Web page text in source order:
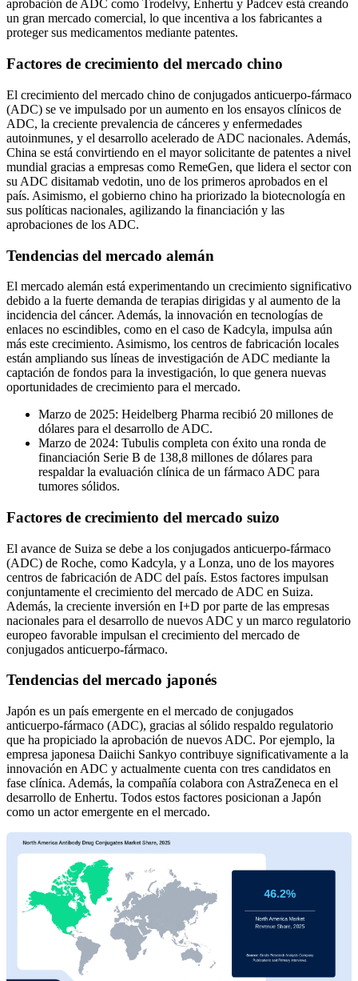
aprobación de ADC como Trodelvy, Enhertu y Padcev está creando
un gran mercado comercial, lo que incentiva a los fabricantes a
proteger sus medicamentos mediante patentes.
Factores de crecimiento del mercado chino
El crecimiento del mercado chino de conjugados anticuerpo-fármaco
(ADC) se ve impulsado por un aumento en los ensayos clínicos de
ADC, la creciente prevalencia de cánceres y enfermedades
autoinmunes, y el desarrollo acelerado de ADC nacionales. Además,
China se está convirtiendo en el mayor solicitante de patentes a nivel
mundial gracias a empresas como RemeGen, que lidera el sector con
su ADC disitamab vedotin, uno de los primeros aprobados en el
país. Asimismo, el gobierno chino ha priorizado la biotecnología en
sus políticas nacionales, agilizando la financiación y las
aprobaciones de los ADC.
Tendencias del mercado alemán
El mercado alemán está experimentando un crecimiento significativo
debido a la fuerte demanda de terapias dirigidas y al aumento de la
incidencia del cáncer. Además, la innovación en tecnologías de
enlaces no escindibles, como en el caso de Kadcyla, impulsa aún
más este crecimiento. Asimismo, los centros de fabricación locales
están ampliando sus líneas de investigación de ADC mediante la
captación de fondos para la investigación, lo que genera nuevas
oportunidades de crecimiento para el mercado.
Marzo de 2025: Heidelberg Pharma recibió 20 millones de
dólares para el desarrollo de ADC.
Marzo de 2024: Tubulis completa con éxito una ronda de
financiación Serie B de 138,8 millones de dólares para
respaldar la evaluación clínica de un fármaco ADC para
tumores sólidos.
Factores de crecimiento del mercado suizo
El avance de Suiza se debe a los conjugados anticuerpo-fármaco
(ADC) de Roche, como Kadcyla, y a Lonza, uno de los mayores
centros de fabricación de ADC del país. Estos factores impulsan
conjuntamente el crecimiento del mercado de ADC en Suiza.
Además, la creciente inversión en I+D por parte de las empresas
nacionales para el desarrollo de nuevos ADC y un marco regulatorio
europeo favorable impulsan el crecimiento del mercado de
conjugados anticuerpo-fármaco.
Tendencias del mercado japonés
Japón es un país emergente en el mercado de conjugados
anticuerpo-fármaco (ADC), gracias al sólido respaldo regulatorio
que ha propiciado la aprobación de nuevos ADC. Por ejemplo, la
empresa japonesa Daiichi Sankyo contribuye significativamente a la
innovación en ADC y actualmente cuenta con tres candidatos en
fase clínica. Además, la compañía colabora con AstraZeneca en el
desarrollo de Enhertu. Todos estos factores posicionan a Japón
como un actor emergente en el mercado.